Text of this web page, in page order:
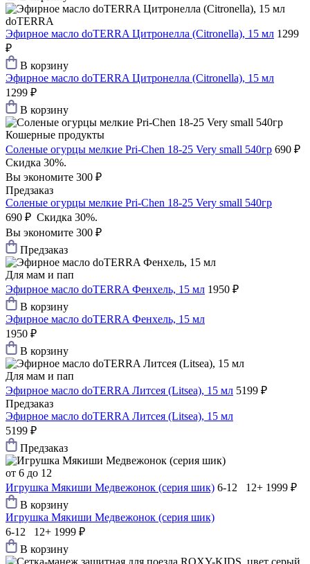
doTERRA
Эфирное масло doTERRA Цитронелла (Citronella), 15 мл 1299
₽
В корзину
Эфирное масло doTERRA Цитронелла (Citronella), 15 мл
1299 ₽
В корзину
Кошерные продукты
Соленые огурцы мелкие Pri-Chen 18-25 Very small 540гр 690 ₽
Скидка 30%.
Вы экономите 300 ₽
Предзаказ
Соленые огурцы мелкие Pri-Chen 18-25 Very small 540гр
690 ₽ Скидка 30%.
Вы экономите 300 ₽
Предзаказ
Для мам и пап
Эфирное масло doTERRA Фенхель, 15 мл 1950 ₽
В корзину
Эфирное масло doTERRA Фенхель, 15 мл
1950 ₽
В корзину
Для мам и пап
Эфирное масло doTERRA Литсея (Litsea), 15 мл 5199 ₽
Предзаказ
Эфирное масло doTERRA Литсея (Litsea), 15 мл
5199 ₽
Предзаказ
от 6 до 12
Игрушка Мякиши Медвежонок (серия шик) 6-12 12+ 1999 ₽
В корзину
Игрушка Мякиши Медвежонок (серия шик)
6-12 12+ 1999 ₽
В корзину